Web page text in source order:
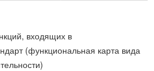
входящих в
(функциональная карта вида